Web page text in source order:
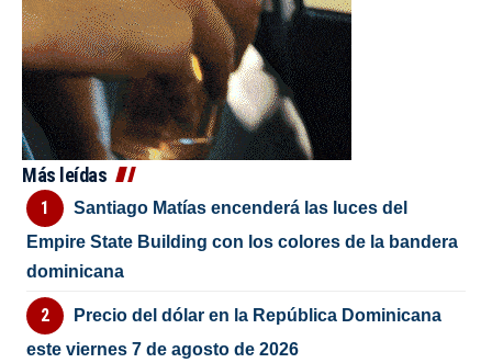
Más leídas
Santiago Matías encenderá las luces del
Empire State Building con los colores de la bandera
dominicana
Precio del dólar en la República Dominicana
este viernes 7 de agosto de 2026